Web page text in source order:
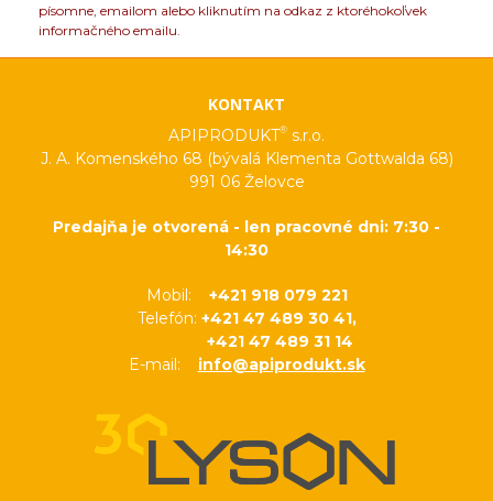
písomne, emailom alebo kliknutím na odkaz z ktoréhokoľvek
informačného emailu.
KONTAKT
APIPRODUKT® s.r.o.
J. A. Komenského 68 (bývalá Klementa Gottwalda 68)
991 06 Želovce
Predajňa je otvorená - len pracovné dni: 7:30 -
14:30
Mobil: +421 918 079 221
Telefón: +421 47 489 30 41,
+421 47 489 31 14
E-mail: info@apiprodukt.sk